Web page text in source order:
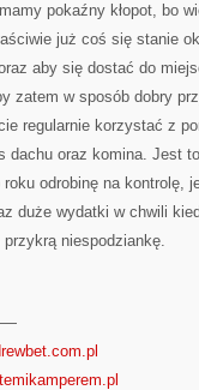
pokaźny kłopot, bo
już coś się stanie
aby się dostać do
zatem w sposób dobry
regularnie korzystać z
dachu oraz komina. Jest
odrobinę na kontrolę,
duże wydatki w chwili
niespodziankę.